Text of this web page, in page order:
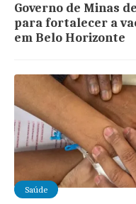
Governo de Minas
para fortalecer a
em Belo Horizonte
Saúde